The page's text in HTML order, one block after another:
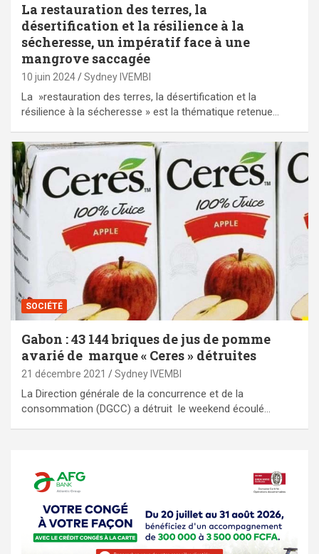
La restauration des terres, la
désertification et la résilience à la
sécheresse, un impératif face à une
mangrove saccagée
10 juin 2024 Sydney IVEMBI
La »restauration des terres, la désertification et la
résilience à la sécheresse » est la thématique retenue…
SOCIÉTÉ
Gabon : 43 144 briques de jus de pomme
avarié de marque « Ceres » détruites
21 décembre 2021 Sydney IVEMBI
La Direction générale de la concurrence et de la
consommation (DGCC) a détruit le weekend écoulé…